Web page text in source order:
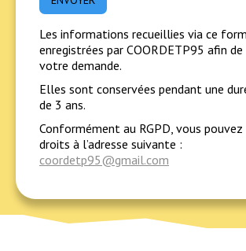
Les informations recueillies via ce
enregistrées par COORDETP95 afin
votre demande.
Elles sont conservées pendant une
de 3 ans.
Conformément au RGPD, vous
droits à l’adresse suivante :
coordetp95@gmail.com